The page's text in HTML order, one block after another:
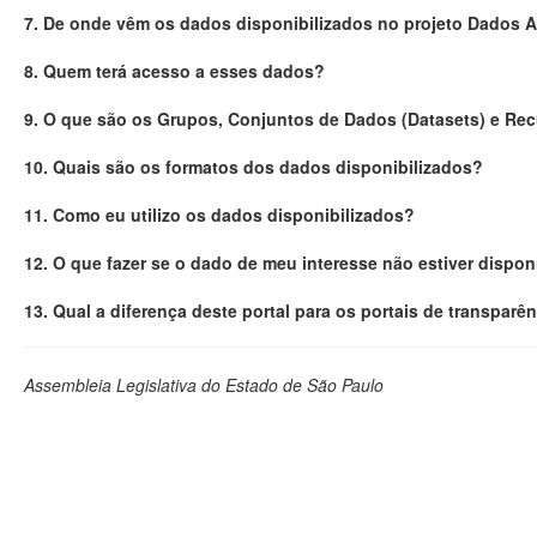
7. De onde vêm os dados disponibilizados no projeto Dados
8. Quem terá acesso a esses dados?
9. O que são os Grupos, Conjuntos de Dados (Datasets) e
10. Quais são os formatos dos dados disponibilizados?
11. Como eu utilizo os dados disponibilizados?
12. O que fazer se o dado de meu interesse não estiver
13. Qual a diferença deste portal para os portais de
Assembleia Legislativa do Estado de São Paulo